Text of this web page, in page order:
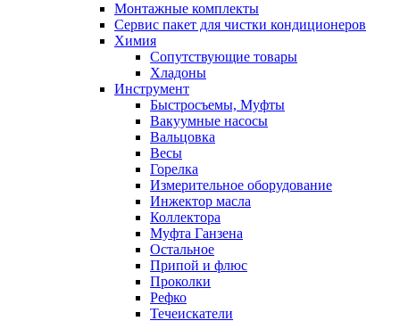
Монтажные комплекты
Сервис пакет для чистки кондиционеров
Химия
Сопутствующие товары
Хладоны
Инструмент
Быстросъемы, Муфты
Вакуумные насосы
Вальцовка
Весы
Горелка
Измерительное оборудование
Инжектор масла
Коллектора
Муфта Ганзена
Остальное
Припой и флюс
Проколки
Рефко
Течеискатели